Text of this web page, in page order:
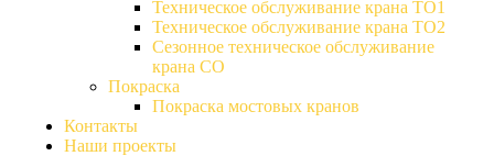
Техническое обслуживание крана ТО1
Техническое обслуживание крана ТО2
Сезонное техническое обслуживание
крана СО
Покраска
Покраска мостовых кранов
Контакты
Наши проекты